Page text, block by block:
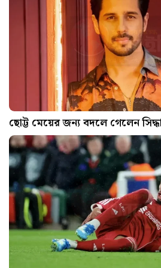
ছোট্ট মেয়ের জন্য বদলে গেলেন